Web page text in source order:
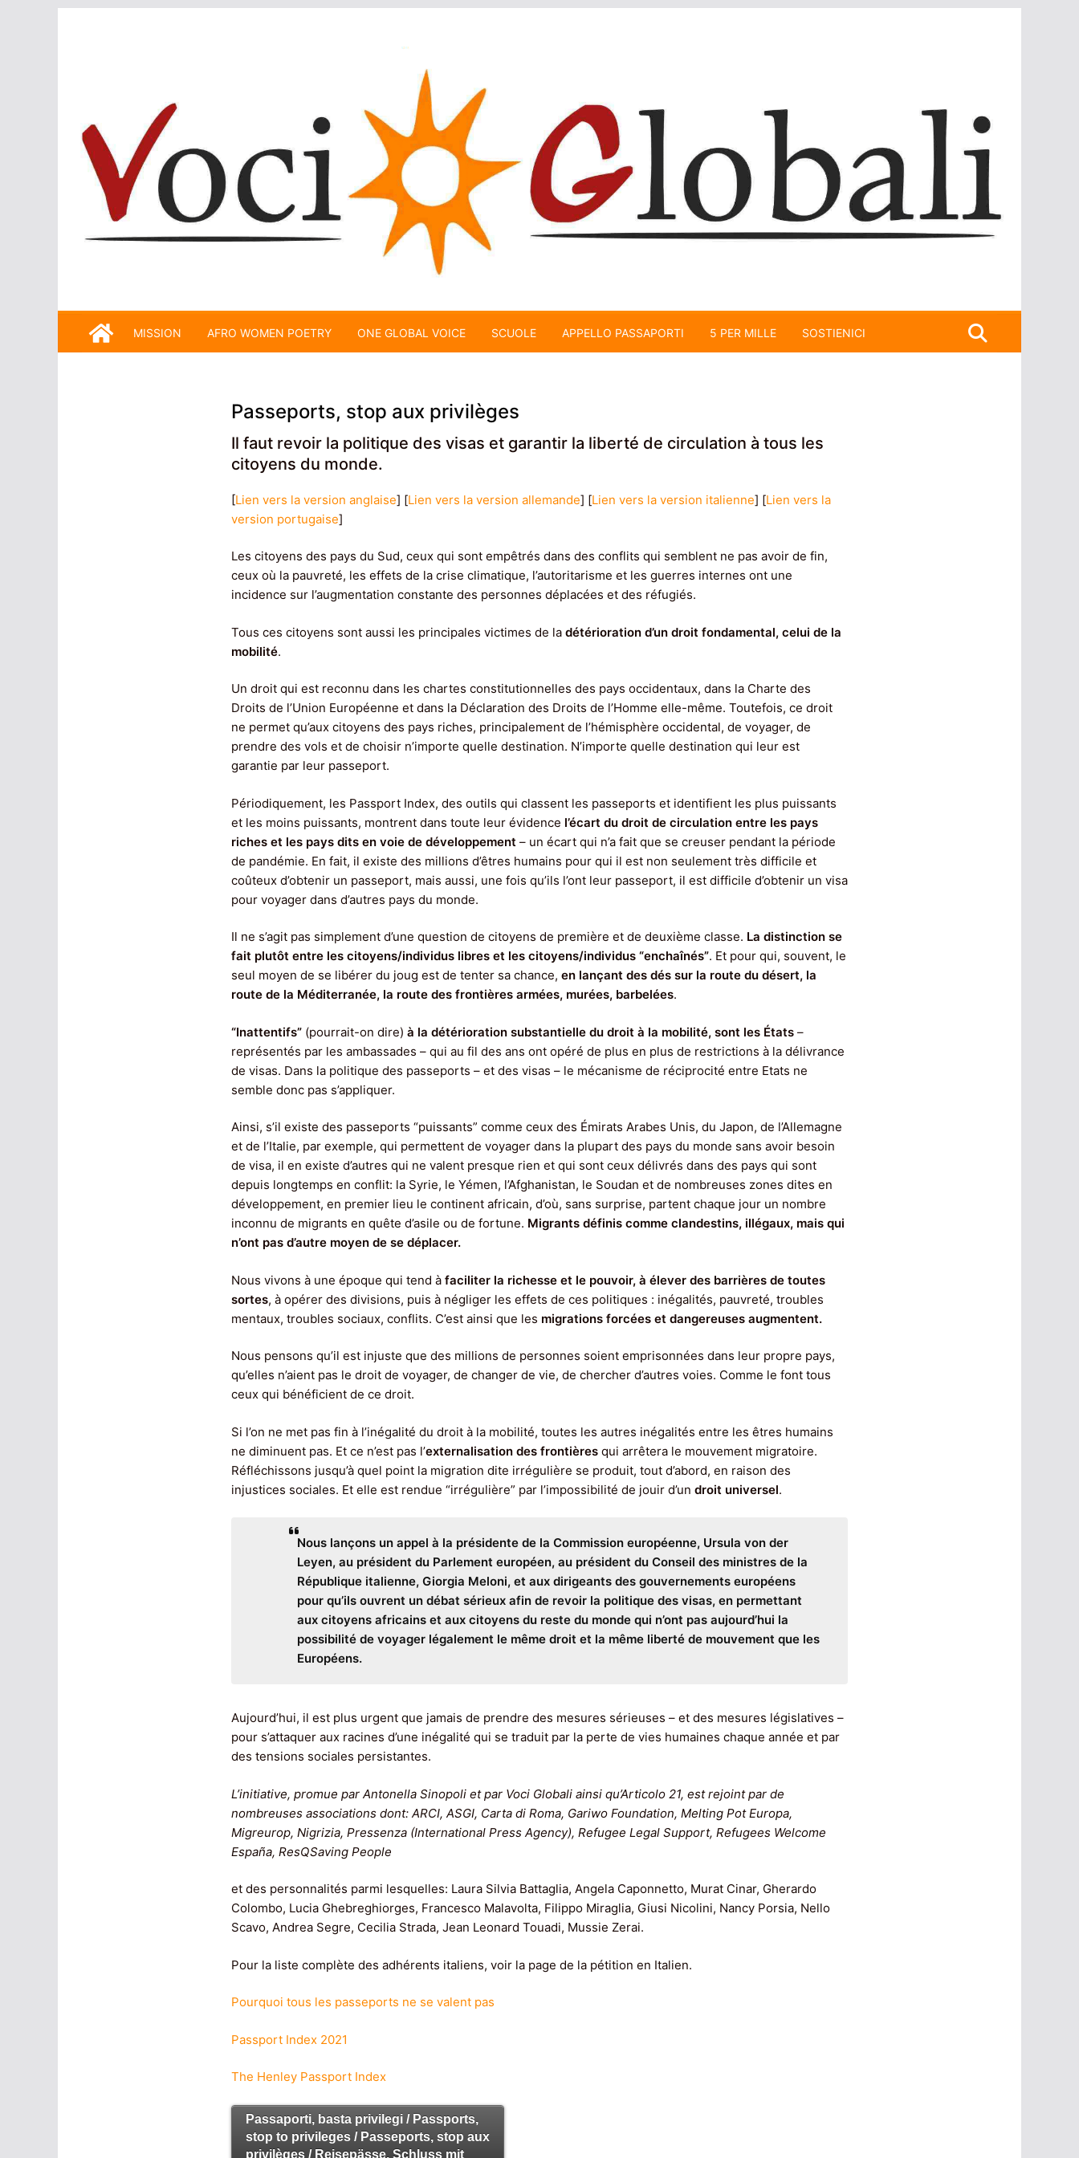
MISSION AFRO WOMEN POETRY ONE GLOBAL VOICE SCUOLE APPELLO PASSAPORTI 5 PER MILLE SOSTIENICI
Passeports, stop aux privilèges
Il faut revoir la politique des visas et garantir la liberté de circulation à tous les
citoyens du monde.
[Lien vers la version anglaise] [Lien vers la version allemande] [Lien vers la version italienne] [Lien vers la
version portugaise]
Les citoyens des pays du Sud, ceux qui sont empêtrés dans des conflits qui semblent ne pas avoir de fin,
ceux où la pauvreté, les effets de la crise climatique, l’autoritarisme et les guerres internes ont une
incidence sur l’augmentation constante des personnes déplacées et des réfugiés.
Tous ces citoyens sont aussi les principales victimes de la détérioration d’un droit fondamental, celui de la
mobilité.
Un droit qui est reconnu dans les chartes constitutionnelles des pays occidentaux, dans la Charte des
Droits de l’Union Européenne et dans la Déclaration des Droits de l’Homme elle-même. Toutefois, ce droit
ne permet qu’aux citoyens des pays riches, principalement de l’hémisphère occidental, de voyager, de
prendre des vols et de choisir n’importe quelle destination. N’importe quelle destination qui leur est
garantie par leur passeport.
Périodiquement, les Passport Index, des outils qui classent les passeports et identifient les plus puissants
et les moins puissants, montrent dans toute leur évidence l’écart du droit de circulation entre les pays
riches et les pays dits en voie de développement – un écart qui n’a fait que se creuser pendant la période
de pandémie. En fait, il existe des millions d’êtres humains pour qui il est non seulement très difficile et
coûteux d’obtenir un passeport, mais aussi, une fois qu’ils l’ont leur passeport, il est difficile d’obtenir un visa
pour voyager dans d’autres pays du monde.
Il ne s’agit pas simplement d’une question de citoyens de première et de deuxième classe. La distinction se
fait plutôt entre les citoyens/individus libres et les citoyens/individus “enchaînés”. Et pour qui, souvent, le
seul moyen de se libérer du joug est de tenter sa chance, en lançant des dés sur la route du désert, la
route de la Méditerranée, la route des frontières armées, murées, barbelées.
“Inattentifs” (pourrait-on dire) à la détérioration substantielle du droit à la mobilité, sont les États –
représentés par les ambassades – qui au fil des ans ont opéré de plus en plus de restrictions à la délivrance
de visas. Dans la politique des passeports – et des visas – le mécanisme de réciprocité entre Etats ne
semble donc pas s’appliquer.
Ainsi, s’il existe des passeports “puissants” comme ceux des Émirats Arabes Unis, du Japon, de l’Allemagne
et de l’Italie, par exemple, qui permettent de voyager dans la plupart des pays du monde sans avoir besoin
de visa, il en existe d’autres qui ne valent presque rien et qui sont ceux délivrés dans des pays qui sont
depuis longtemps en conflit: la Syrie, le Yémen, l’Afghanistan, le Soudan et de nombreuses zones dites en
développement, en premier lieu le continent africain, d’où, sans surprise, partent chaque jour un nombre
inconnu de migrants en quête d’asile ou de fortune. Migrants définis comme clandestins, illégaux, mais qui
n’ont pas d’autre moyen de se déplacer.
Nous vivons à une époque qui tend à faciliter la richesse et le pouvoir, à élever des barrières de toutes
sortes, à opérer des divisions, puis à négliger les effets de ces politiques : inégalités, pauvreté, troubles
mentaux, troubles sociaux, conflits. C’est ainsi que les migrations forcées et dangereuses augmentent.
Nous pensons qu’il est injuste que des millions de personnes soient emprisonnées dans leur propre pays,
qu’elles n’aient pas le droit de voyager, de changer de vie, de chercher d’autres voies. Comme le font tous
ceux qui bénéficient de ce droit.
Si l’on ne met pas fin à l’inégalité du droit à la mobilité, toutes les autres inégalités entre les êtres humains
ne diminuent pas. Et ce n’est pas l’externalisation des frontières qui arrêtera le mouvement migratoire.
Réfléchissons jusqu’à quel point la migration dite irrégulière se produit, tout d’abord, en raison des
injustices sociales. Et elle est rendue “irrégulière” par l’impossibilité de jouir d’un droit universel.
Nous lançons un appel à la présidente de la Commission européenne, Ursula von der
Leyen, au président du Parlement européen, au président du Conseil des ministres de la
République italienne, Giorgia Meloni, et aux dirigeants des gouvernements européens
pour qu’ils ouvrent un débat sérieux afin de revoir la politique des visas, en permettant
aux citoyens africains et aux citoyens du reste du monde qui n’ont pas aujourd’hui la
possibilité de voyager légalement le même droit et la même liberté de mouvement que les
Européens.
Aujourd’hui, il est plus urgent que jamais de prendre des mesures sérieuses – et des mesures législatives –
pour s’attaquer aux racines d’une inégalité qui se traduit par la perte de vies humaines chaque année et par
des tensions sociales persistantes.
L’initiative, promue par Antonella Sinopoli et par Voci Globali ainsi qu’Articolo 21, est rejoint par de
nombreuses associations dont: ARCI, ASGI, Carta di Roma, Gariwo Foundation, Melting Pot Europa,
Migreurop, Nigrizia, Pressenza (International Press Agency), Refugee Legal Support, Refugees Welcome
España, ResQSaving People
et des personnalités parmi lesquelles: Laura Silvia Battaglia, Angela Caponnetto, Murat Cinar, Gherardo
Colombo, Lucia Ghebreghiorges, Francesco Malavolta, Filippo Miraglia, Giusi Nicolini, Nancy Porsia, Nello
Scavo, Andrea Segre, Cecilia Strada, Jean Leonard Touadi, Mussie Zerai.
Pour la liste complète des adhérents italiens, voir la page de la pétition en Italien.
Pourquoi tous les passeports ne se valent pas
Passport Index 2021
The Henley Passport Index
Passaporti, basta privilegi / Passports,
stop to privileges / Passeports, stop aux
privilèges / Reisepässe, Schluss mit